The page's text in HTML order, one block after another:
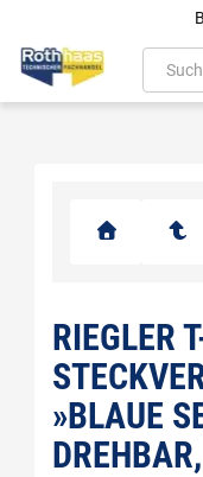
RIEGLER
»BLAUE